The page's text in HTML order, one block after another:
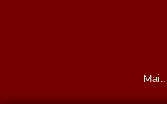
Mail: